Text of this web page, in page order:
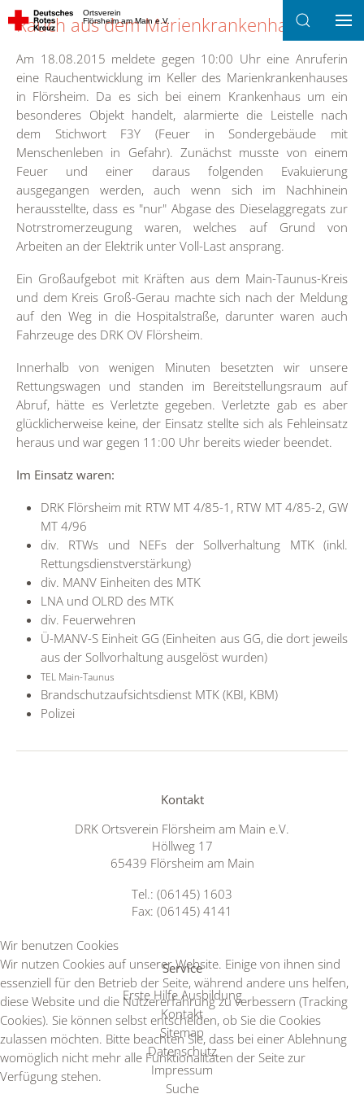
Ortsverein
Flörsheim am Main e.V.
Rauch aus dem Marienkrankenhaus
Am 18.08.2015 meldete gegen 10:00 Uhr eine Anruferin
eine Rauchentwicklung im Keller des Marienkrankenhauses
in Flörsheim. Da es sich bei einem Krankenhaus um ein
besonderes Objekt handelt, alarmierte die Leistelle nach
dem Stichwort F3Y (Feuer in Sondergebäude mit
Menschenleben in Gefahr). Zunächst musste von einem
Feuer und einer daraus folgenden Evakuierung
ausgegangen werden, auch wenn sich im Nachhinein
herausstellte, dass es "nur" Abgase des Dieselaggregats zur
Notrstromerzeugung waren, welches auf Grund von
Arbeiten an der Elektrik unter Voll-Last ansprang.
Ein Großaufgebot mit Kräften aus dem Main-Taunus-Kreis
und dem Kreis Groß-Gerau machte sich nach der Meldung
auf den Weg in die Hospitalstraße, darunter waren auch
Fahrzeuge des DRK OV Flörsheim.
Innerhalb von wenigen Minuten besetzten wir unsere
Rettungswagen und standen im Bereitstellungsraum auf
Abruf, hätte es Verletzte gegeben. Verletzte gab es aber
glücklicherweise keine, der Einsatz stellte sich als Fehleinsatz
heraus und war gegen 11:00 Uhr bereits wieder beendet.
Im Einsatz waren:
DRK Flörsheim mit RTW MT 4/85-1, RTW MT 4/85-2, GW
MT 4/96
div. RTWs und NEFs der Sollverhaltung MTK (inkl.
Rettungsdienstverstärkung)
div. MANV Einheiten des MTK
LNA und OLRD des MTK
div. Feuerwehren
Ü-MANV-S Einheit GG (Einheiten aus GG, die dort jeweils
aus der Sollvorhaltung ausgelöst wurden)
TEL Main-Taunus
Brandschutzaufsichtsdienst MTK (KBI, KBM)
Polizei
Kontakt
DRK Ortsverein Flörsheim am Main e.V.
Höllweg 17
65439 Flörsheim am Main
Tel.: (06145) 1603
Fax: (06145) 4141
Service
Erste Hilfe Ausbildung
Kontakt
Sitemap
Datenschutz
Impressum
Suche
Wir benutzen Cookies
Wir nutzen Cookies auf unserer Website. Einige von ihnen sind
essenziell für den Betrieb der Seite, während andere uns helfen,
diese Website und die Nutzererfahrung zu verbessern (Tracking
Cookies). Sie können selbst entscheiden, ob Sie die Cookies
zulassen möchten. Bitte beachten Sie, dass bei einer Ablehnung
womöglich nicht mehr alle Funktionalitäten der Seite zur
Verfügung stehen.